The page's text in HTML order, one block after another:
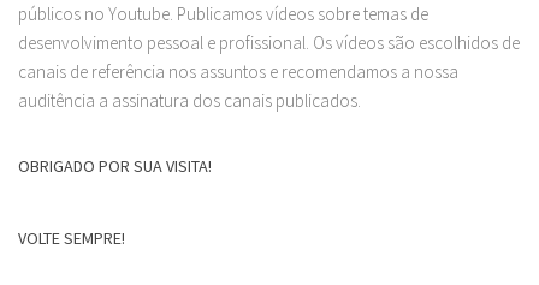
públicos no Youtube. Publicamos vídeos sobre temas de
desenvolvimento pessoal e profissional. Os vídeos são escolhidos de
canais de referência nos assuntos e recomendamos a nossa
auditência a assinatura dos canais publicados.
OBRIGADO POR SUA VISITA!
VOLTE SEMPRE!